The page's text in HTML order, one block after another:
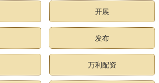
开展
发布
万利配资